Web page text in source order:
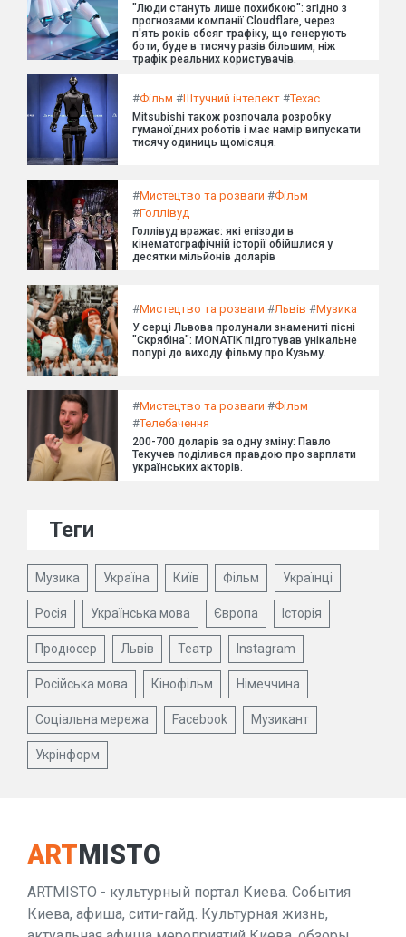
"Люди стануть лише похибкою": згідно з
прогнозами компанії Cloudflare, через
п'ять років обсяг трафіку, що генерують
боти, буде в тисячу разів більшим, ніж
трафік реальних користувачів.
#Фільм #Штучний інтелект #Техас
Mitsubishi також розпочала розробку
гуманоїдних роботів і має намір випускати
тисячу одиниць щомісяця.
#Мистецтво та розваги #Фільм
#Голлівуд
Голлівуд вражає: які епізоди в
кінематографічній історії обійшлися у
десятки мільйонів доларів
#Мистецтво та розваги #Львів #Музика
У серці Львова пролунали знамениті пісні
"Скрябіна": MONATIK підготував унікальне
попурі до виходу фільму про Кузьму.
#Мистецтво та розваги #Фільм
#Телебачення
200-700 доларів за одну зміну: Павло
Текучев поділився правдою про зарплати
українських акторів.
Теги
Музика Україна Київ Фільм Українці
Росія Українська мова Європа Історія
Продюсер Львів Театр Instagram
Російська мова Кінофільм Німеччина
Соціальна мережа Facebook Музикант
Укрінформ
ARTMISTO
ARTMISTO - культурный портал Киева. События
Киева, афиша, сити-гайд. Культурная жизнь,